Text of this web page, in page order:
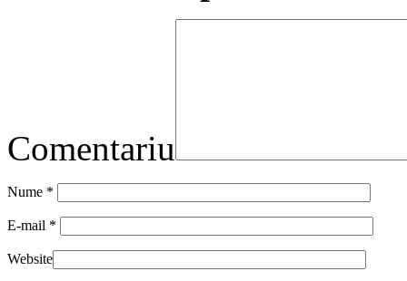
Comentariu
Nume *
E-mail *
Website